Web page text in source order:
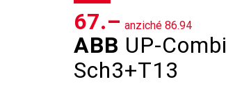
ABB UP-Combi
Sch3+T13
CHF
67.– anziché CHF
86.94